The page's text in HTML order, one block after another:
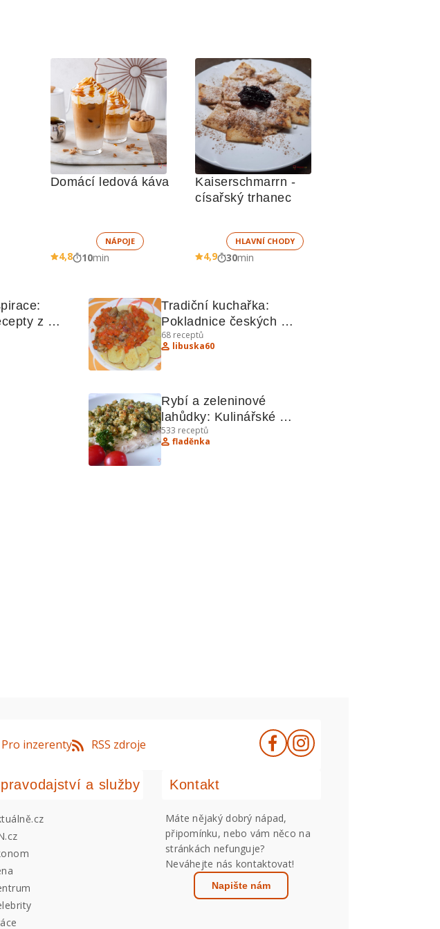
Domácí ledová káva
NÁPOJE
4,8 10min
Kaiserschmarrn -
císařský trhanec
HLAVNÍ CHODY
4,9 30min
z
Tradiční kuchařka:
Pokladnice českých
receptů
68 receptů
libuska60
Rybí a zeleninové
lahůdky: Kulinářské
tajemství s bylinkami a
jasmínovou rýží
533 receptů
fladěnka
Pro inzerenty RSS zdroje
a služby Kontakt
Máte nějaký dobrý nápad,
připomínku, nebo vám něco na
stránkách nefunguje?
Neváhejte nás kontaktovat!
Napište nám